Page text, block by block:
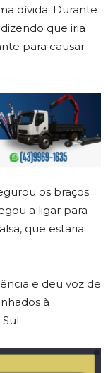
dívida. Durante
que iria
para causar
os braços
a ligar para
que estaria
e deu voz de
à